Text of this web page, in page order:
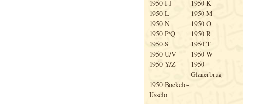
1950 I-J
1950 K
1950 L
1950 M
1950 N
1950 O
1950 P/Q
1950 R
1950 S
1950 T
1950 U/V
1950 W
1950 Y/Z
1950
Glanerbrug
1950 Boekelo-
Usselo